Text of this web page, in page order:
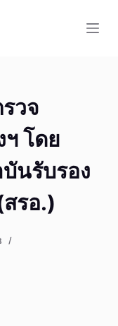
วจ
โดย
นรับรอง
รอ.)